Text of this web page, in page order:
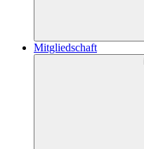
Mitgliedschaft